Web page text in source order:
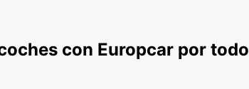
con Europcar por todo